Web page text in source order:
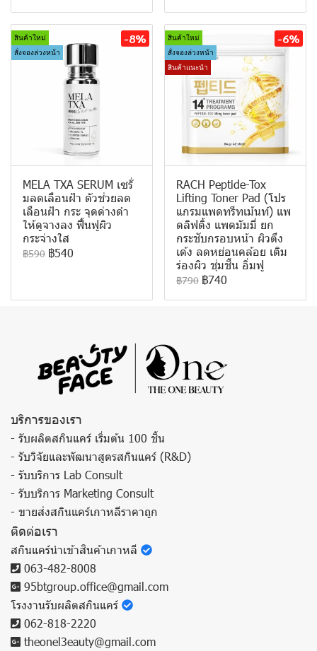
สินค้าใหม่
สั่งจองล่วงหน้า
-8%
MELA TXA SERUM เซรั่
มลดเลือนฝ้า ตัวช่วยลด
เลือนฝ้า กระ จุดด่างดำ
ให้ดูจางลง ฟื้นฟูผิว
กระจ่างใส
฿590 ฿540
สินค้าใหม่
สั่งจองล่วงหน้า
สินค้าแนะนำ
-6%
RACH Peptide-Tox
Lifting Toner Pad (โปร
แกรมแพดทรีทเม้นท์) แพ
ดลิฟติ้ง แพดมัมมี่ ยก
กระชับกรอบหน้า ผิวตึง
เด้ง ลดหย่อนคล้อย เติม
ร่องผิว ชุ่มชื้น อิ่มฟู
฿790 ฿740
บริการของเรา
- รับผลิตสกินแคร์ เริ่มต้น 100 ชิ้น
- รับวิจัยและพัฒนาสูตรสกินแคร์ (R&D)
- รับบริการ Lab Consult
- รับบริการ Marketing Consult
- ขายส่งสกินแคร์เกาหลีราคาถูก
ติดต่อเรา
สกินแคร์นำเข้าสินค้าเกาหลี
063-482-8008
95btgroup.office@gmail.com
โรงงานรับผลิตสกินแคร์
062-818-2220
theonel3eauty@gmail.com